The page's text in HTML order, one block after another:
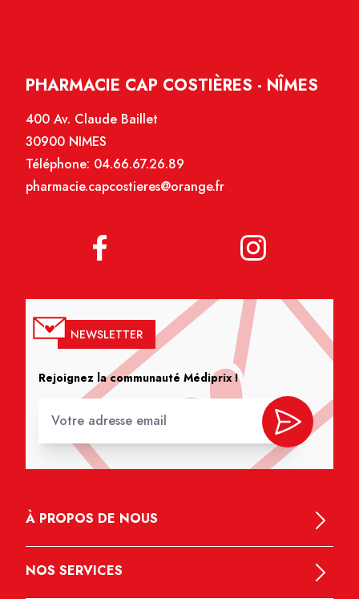
PHARMACIE CAP COSTIÈRES - NÎMES
400 Av. Claude Baillet
30900 NIMES
Téléphone: 04.66.67.26.89
pharmacie.capcostieres@orange.fr
NEWSLETTER
Rejoignez la communauté Médiprix !
À PROPOS DE NOUS
NOS SERVICES